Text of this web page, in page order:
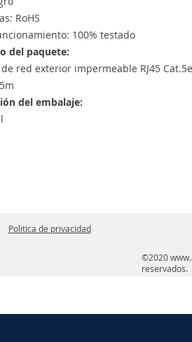
RoHS
100% testado
del paquete:
red exterior impermeable RJ45
del embalaje:
Politica de privacidad
©2020
reservados.